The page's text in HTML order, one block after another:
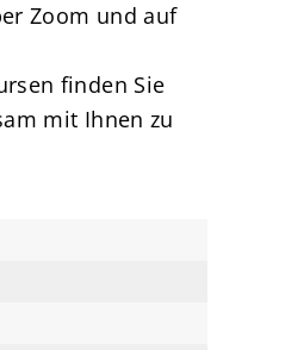
Zoom und auf
finden Sie
mit Ihnen zu